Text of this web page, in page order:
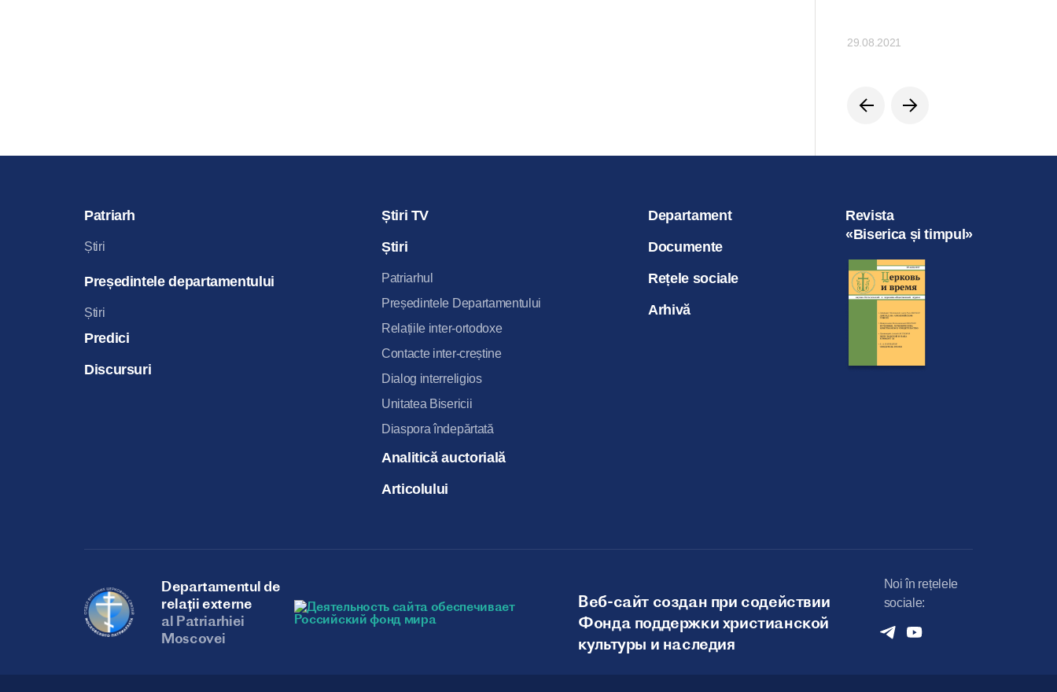
29.08.2021
Patriarh
Știri
Președintele departamentului
Știri
Predici
Discursuri
Știri TV
Știri
Patriarhul
Președintele Departamentului
Relațiile inter-ortodoxe
Contacte inter-creștine
Dialog interreligios
Unitatea Bisericii
Diaspora îndepărtată
Analitică auctorială
Articolului
Departament
Documente
Rețele sociale
Arhivă
Revista
«Biserica și timpul»
Departamentul de
relații externe
al Patriarhiei
Moscovei
Веб-сайт создан при содействии
Фонда поддержки христианской
культуры и наследия
Noi în rețelele
sociale: